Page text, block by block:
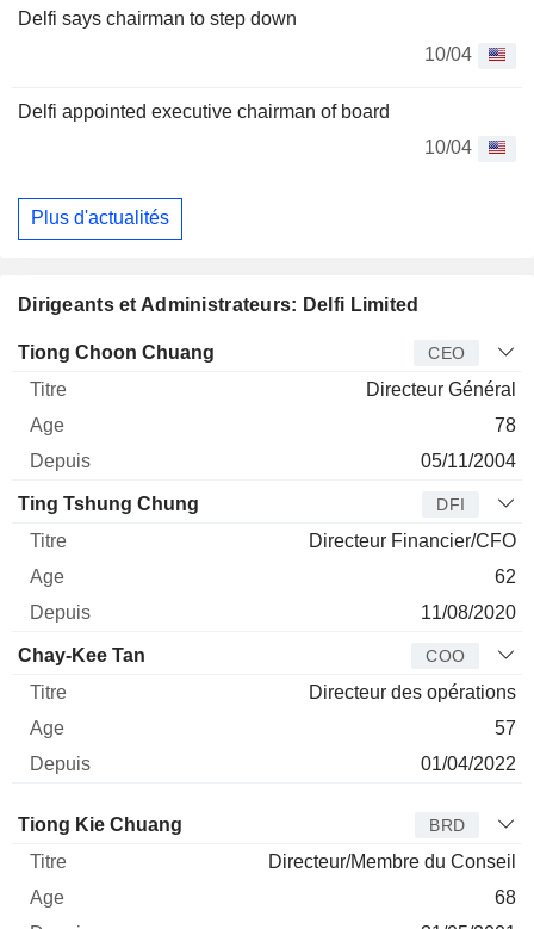
Delfi says chairman to step down
10/04
Delfi appointed executive chairman of board
10/04
Plus d'actualités
Dirigeants et Administrateurs: Delfi Limited
Dirigeant Titre Age Depuis
Tiong Choon Chuang CEO
Directeur Général
78
05/11/2004
Ting Tshung Chung DFI
Directeur Financier/CFO
62
11/08/2020
Chay-Kee Tan COO
Directeur des opérations
57
01/04/2022
Administrateur Titre
Tiong Kie Chuang BRD
Directeur/Membre du Conseil
68